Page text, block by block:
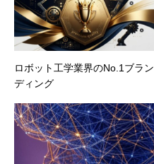
ロボット工学業界のNo.1ブラン
ディング